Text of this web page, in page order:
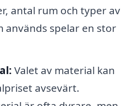
antal rum och typer av
används spelar en stor
Valet av material kan
avsevärt.